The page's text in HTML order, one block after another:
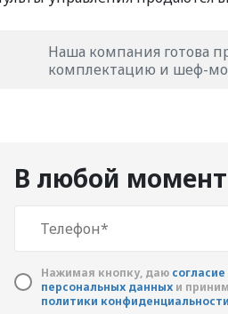
Наша компания готова
комплектацию и шеф-
В любой
Нажимая кнопку, даю
персональных данных и
политики